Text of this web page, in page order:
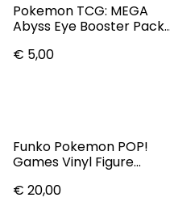
Pokemon TCG: MEGA
Abyss Eye Booster Pack
€ 5,00
Funko Pokemon POP!
Games Vinyl Figure
Figures
€ 20,00